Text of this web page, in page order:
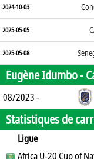
2024-10-03
2025-05-05
2025-05-08
Eugène Idumbo -
08/2023 -
Statistiques de
Ligue
SO
B B
Africa U-20 Cup of